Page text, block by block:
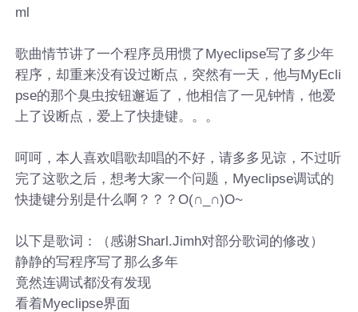
ml
歌曲情节讲了一个程序员用惯了Myeclipse写了多少年
程序，却重来没有设过断点，突然有一天，他与MyEcli
pse的那个臭虫按钮邂逅了，他相信了一见钟情，他爱
上了设断点，爱上了快捷键。。。
呵呵，本人喜欢唱歌却唱的不好，请多多见谅，不过听
完了这歌之后，想考大家一个问题，Myeclipse调试的
快捷键分别是什么啊？？？O(∩_∩)O~
以下是歌词：（感谢Sharl.Jimh对部分歌词的修改）
静静的写程序写了那么多年
竟然连调试都没有发现
看着Myeclipse界面